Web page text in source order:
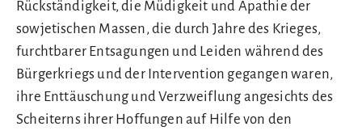
Rückständigkeit, die Müdigkeit und Apathie der
sowjetischen Massen, die durch Jahre des Krieges,
furchtbarer Entsagungen und Leiden während des
Bürgerkriegs und der Intervention gegangen waren,
ihre Enttäuschung und Verzweiflung angesichts des
Scheiterns ihrer Hoffungen auf Hilfe von den